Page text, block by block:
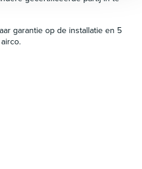
garantie op de installatie en 5